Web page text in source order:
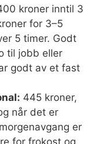
kroner inntil 3
for 3–5
5 timer. Godt
til jobb eller
godt av et fast
445 kroner,
når det er
er
for frokost og